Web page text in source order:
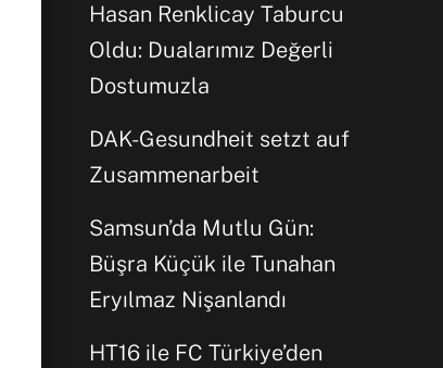
Hasan Renklicay Taburcu
Oldu: Dualarımız Değerli
Dostumuzla
DAK-Gesundheit setzt auf
Zusammenarbeit
Samsun’da Mutlu Gün:
Büşra Küçük ile Tunahan
Eryılmaz Nişanlandı
HT16 ile FC Türkiye’den